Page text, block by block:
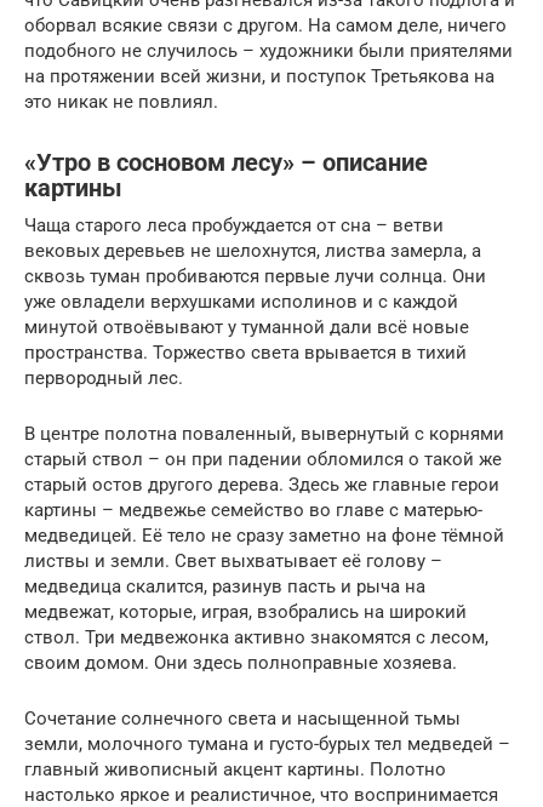
оборвал всякие связи с другом. На самом деле, ничего
подобного не случилось – художники были приятелями
на протяжении всей жизни, и поступок Третьякова на
это никак не повлиял.
«Утро в сосновом лесу» – описание
картины
Чаща старого леса пробуждается от сна – ветви
вековых деревьев не шелохнутся, листва замерла, а
сквозь туман пробиваются первые лучи солнца. Они
уже овладели верхушками исполинов и с каждой
минутой отвоёвывают у туманной дали всё новые
пространства. Торжество света врывается в тихий
первородный лес.
В центре полотна поваленный, вывернутый с корнями
старый ствол – он при падении обломился о такой же
старый остов другого дерева. Здесь же главные герои
картины – медвежье семейство во главе с матерью-
медведицей. Её тело не сразу заметно на фоне тёмной
листвы и земли. Свет выхватывает её голову –
медведица скалится, разинув пасть и рыча на
медвежат, которые, играя, взобрались на широкий
ствол. Три медвежонка активно знакомятся с лесом,
своим домом. Они здесь полноправные хозяева.
Сочетание солнечного света и насыщенной тьмы
земли, молочного тумана и густо-бурых тел медведей –
главный живописный акцент картины. Полотно
настолько яркое и реалистичное, что воспринимается